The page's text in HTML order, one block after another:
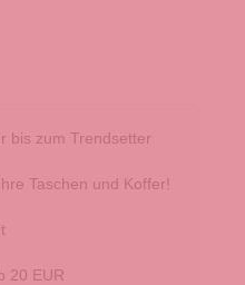
bis zum Trendsetter
Taschen und Koffer!
20 EUR